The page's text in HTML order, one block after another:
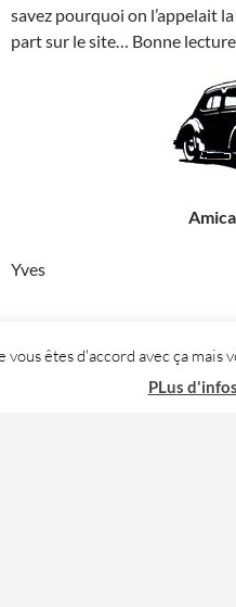
savez pourquoi on l’appelait
part sur le site… Bonne
Yves
êtes d'accord avec ça
PLus d'infos